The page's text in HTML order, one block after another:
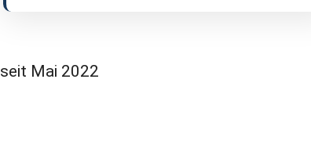
seit Mai 2022